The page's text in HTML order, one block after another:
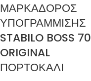
ΜΑΡΚΑΔΟΡΟΣ
ΥΠΟΓΡΑΜΜΙΣΗΣ
STABILO BOSS 70
ORIGINAL
ΠΟΡΤΟΚΑΛΙ